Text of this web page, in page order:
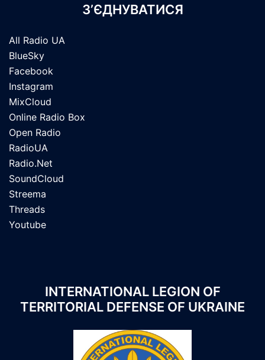
З’ЄДНУВАТИСЯ
All Radio UA
BlueSky
Facebook
Instagram
MixCloud
Online Radio Box
Open Radio
RadioUA
Radio.Net
SoundCloud
Streema
Threads
Youtube
INTERNATIONAL LEGION OF
TERRITORIAL DEFENSE OF UKRAINE